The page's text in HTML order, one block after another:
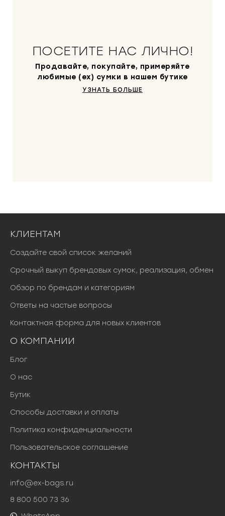
ПОСЕТИТЕ НАС ЛИЧНО!
Продавайте, покупайте, примеряйте
любимые (ex) сумки в нашем бутике
УЗНАТЬ БОЛЬШЕ
КЛИЕНТАМ
Создайте свой список желаний
Срочный выкуп брендовых сумок, реализация, обмен
Обзор по брендам и категориям
Ответы на частые вопросы
Контактная форма для новых клиентов
О КОМПАНИИ
Блог
О нас
Бутик
Способы доставки и оплаты
Политика конфиденциальности
Пользовательское соглашение
КОНТАКТЫ
info@ex-bags.ru
8 800 500 73 36